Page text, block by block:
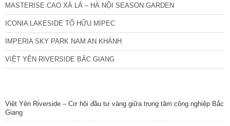
MASTERISE CAO XÀ LÁ – HÀ NỘI SEASON GARDEN
ICONIA LAKESIDE TỐ HỮU MIPEC
IMPERIA SKY PARK NAM AN KHÁNH
VIỆT YÊN RIVERSIDE BẮC GIANG
Việt Yên Riverside – Cơ hội đầu tư vàng giữa trung tâm công nghiệp Bắc
Giang